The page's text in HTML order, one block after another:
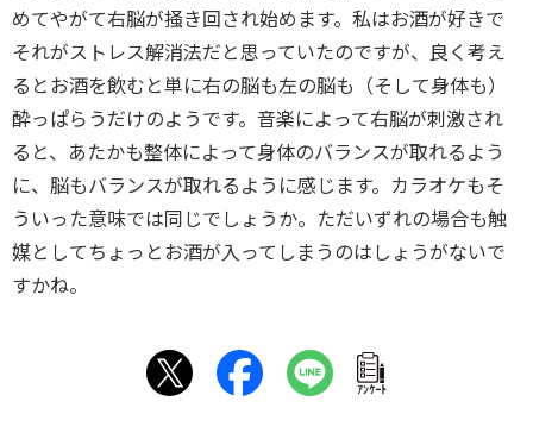
めてやがて右脳が掻き回され始めます。私はお酒が好きで
それがストレス解消法だと思っていたのですが、良く考え
るとお酒を飲むと単に右の脳も左の脳も（そして身体も）
酔っぱらうだけのようです。音楽によって右脳が刺激され
ると、あたかも整体によって身体のバランスが取れるよう
に、脳もバランスが取れるように感じます。カラオケもそ
ういった意味では同じでしょうか。ただいずれの場合も触
媒としてちょっとお酒が入ってしまうのはしょうがないで
すかね。
ｱﾝｹｰﾄ